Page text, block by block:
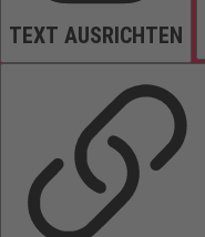
TEXT AUSRICHTEN